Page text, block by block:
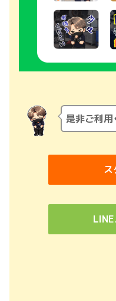
是非ご利
ス